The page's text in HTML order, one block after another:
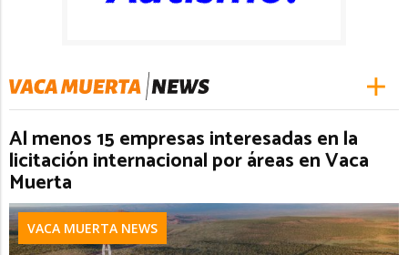
Al menos 15 empresas interesadas en la
licitación internacional por áreas en Vaca
Muerta
VACA MUERTA NEWS